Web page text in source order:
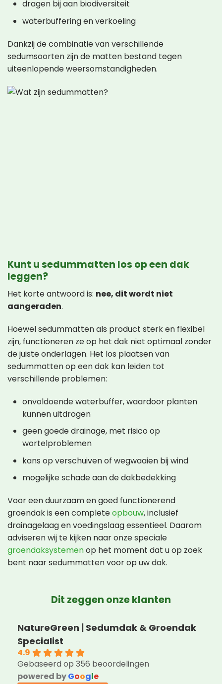
dragen bij aan biodiversiteit
waterbuffering en verkoeling
Dankzij de combinatie van verschillende
sedumsoorten zijn de matten bestand tegen
uiteenlopende weersomstandigheden.
Kunt u sedummatten los op een dak
leggen?
Het korte antwoord is: nee, dit wordt niet
aangeraden.
Hoewel sedummatten als product sterk en flexibel
zijn, functioneren ze op het dak niet optimaal zonder
de juiste onderlagen. Het los plaatsen van
sedummatten op een dak kan leiden tot
verschillende problemen:
onvoldoende waterbuffer, waardoor planten
kunnen uitdrogen
geen goede drainage, met risico op
wortelproblemen
kans op verschuiven of wegwaaien bij wind
mogelijke schade aan de dakbedekking
Voor een duurzaam en goed functionerend
groendak is een completeopbouw, inclusief
drainagelaag en voedingslaag essentieel. Daarom
adviseren wij te kijken naar onze speciale
groendaksystemenop het moment dat u op zoek
bent naar sedummatten voor op uw dak.
Dit zeggen onze klanten
NatureGreen | Sedumdak & Groendak
Specialist
4.9
Gebaseerd op 356 beoordelingen
powered byGoogle